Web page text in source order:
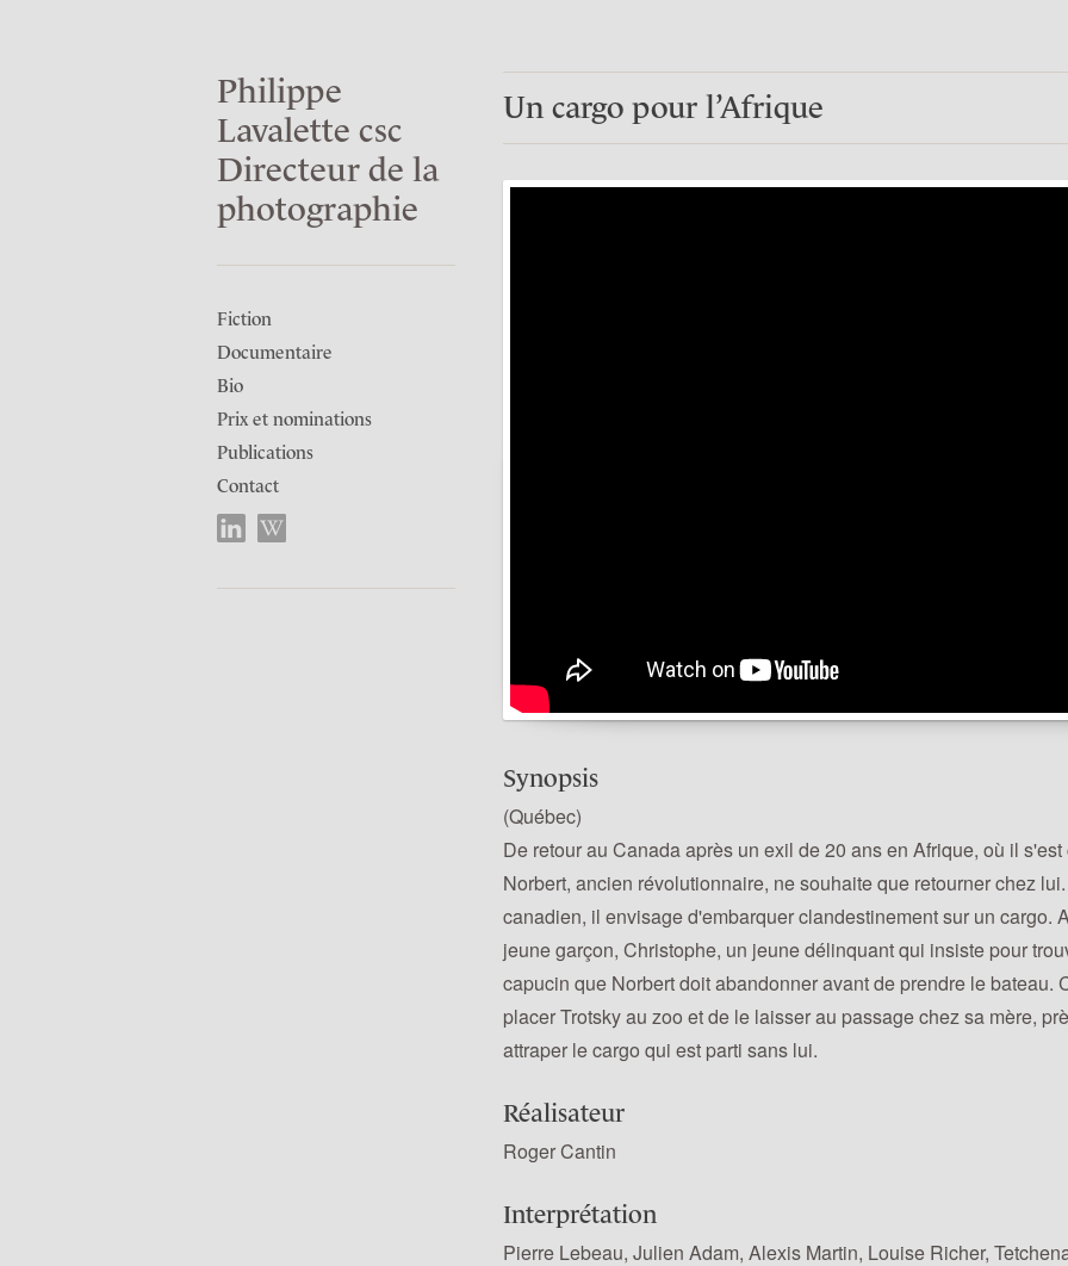
Philippe
Lavalette csc
Directeur de la
photographie
Fiction
Documentaire
Bio
Prix et nominations
Publications
Contact
Un cargo pour l’Afrique
Synopsis
(Québec)
De retour au Canada après un exil de 20 ans en Afrique, où il
Norbert, ancien révolutionnaire, ne souhaite que retourner chez
canadien, il envisage d'embarquer clandestinement sur un cargo.
jeune garçon, Christophe, un jeune délinquant qui insiste pour
capucin que Norbert doit abandonner avant de prendre le bateau.
placer Trotsky au zoo et de le laisser au passage chez sa mère,
attraper le cargo qui est parti sans lui.
Réalisateur
Roger Cantin
Interprétation
Pierre Lebeau, Julien Adam, Alexis Martin, Louise Richer,